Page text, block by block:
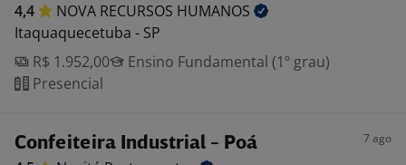
4,4 NOVA RECURSOS HUMANOS
Itaquaquecetuba - SP
R$ 1.952,00
Ensino Fundamental (1º grau)
Presencial
Confeiteira Industrial - Poá 7 ago